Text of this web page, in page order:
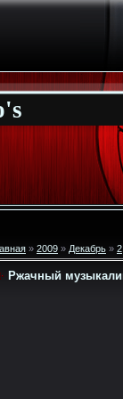
» 2009 » Декабрь » 2
Ржачный